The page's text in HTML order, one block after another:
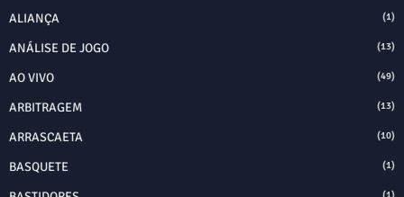
ALIANÇA (1)
ANÁLISE DE JOGO (13)
AO VIVO (49)
ARBITRAGEM (13)
ARRASCAETA (10)
BASQUETE (1)
(1)